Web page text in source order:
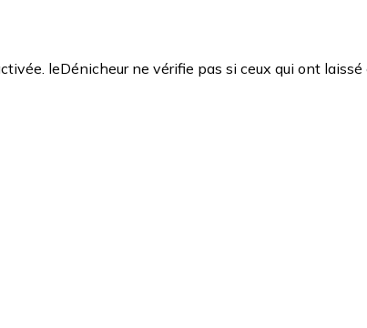
leDénicheur ne vérifie pas si ceux qui ont